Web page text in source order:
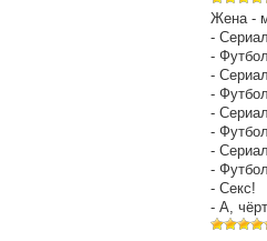
Жена -
-
-
-
-
-
-
-
-
- Секс!
- А,